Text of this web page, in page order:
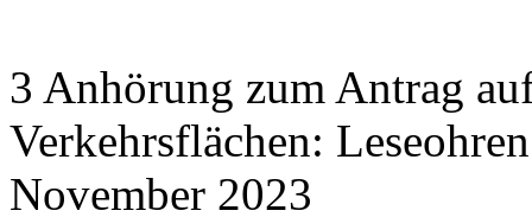
3 Anhörung zum Antrag
Verkehrsflächen:
November 2023